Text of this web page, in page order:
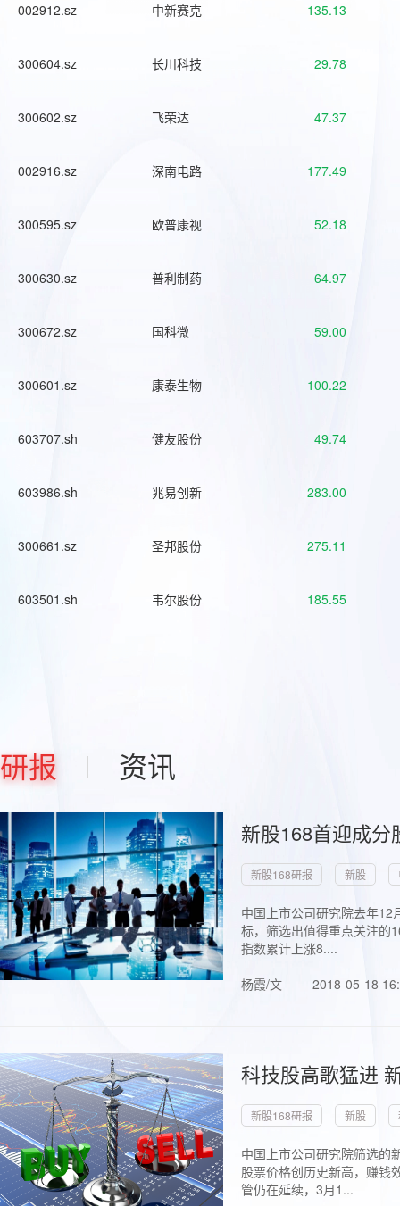
002912.sz 中新赛克 135.13
300604.sz 长川科技 29.78
300602.sz 飞荣达 47.37
002916.sz 深南电路 177.49
300595.sz 欧普康视 52.18
300630.sz 普利制药 64.97
300672.sz 国科微 59.00
300601.sz 康泰生物 100.22
603707.sh 健友股份 49.74
603986.sh 兆易创新 283.00
300661.sz 圣邦股份 275.11
603501.sh 韦尔股份 185.55
研报 资讯
新股168首迎成
新股168研报 新股
中国上市公司研究院去年
标，筛选出值得重点关注的
指数累计上涨8....
杨霞/文
2018-05-18
科技股高歌猛进
新股168研报 新股
中国上市公司研究院筛选的
股票价格创历史新高，赚钱
管仍在延续，3月1...